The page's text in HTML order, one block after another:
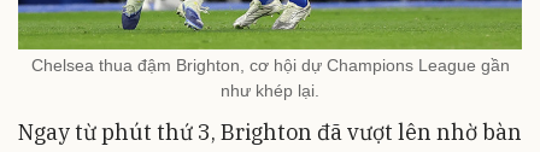
Chelsea thua đậm Brighton, cơ hội dự Champions League gần
như khép lại.
Ngay từ phút thứ 3, Brighton đã vượt lên nhờ bàn